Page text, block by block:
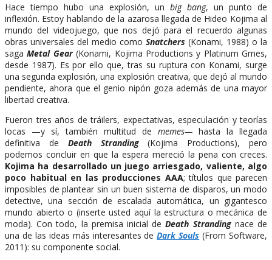
Hace tiempo hubo una explosión, un big bang, un punto de
inflexión. Estoy hablando de la azarosa llegada de Hideo Kojima al
mundo del videojuego, que nos dejó para el recuerdo algunas
obras universales del medio como Snatchers (Konami, 1988) o la
sagaMetal Gear(Konami, Kojima Productions y Platinum Gmes,
desde 1987). Es por ello que, tras su ruptura con Konami, surge
una segunda explosión, una explosión creativa, que dejó al mundo
pendiente, ahora que el genio nipón goza además de una mayor
libertad creativa.
Fueron tres años de tráilers, expectativas, especulación y teorías
locas —y sí, también multitud de memes— hasta la llegada
definitiva de Death Stranding(Kojima Productions), pero
podemos concluir en que la espera mereció la pena con creces.
Kojima ha desarrollado un juego arriesgado, valiente, algo
poco habitual en las producciones AAA; títulos que parecen
imposibles de plantear sin un buen sistema de disparos, un modo
detective, una sección de escalada automática, un gigantesco
mundo abierto o (inserte usted aquí la estructura o mecánica de
moda). Con todo, la premisa inicial deDeath Strandingnace de
una de las ideas más interesantes deDark Souls (From Software,
2011): su componente social.